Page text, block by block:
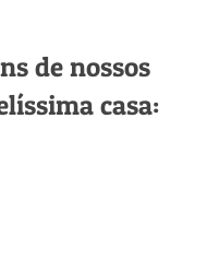
de nossos
casa: